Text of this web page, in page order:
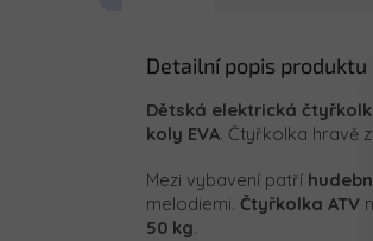
Detailní popis produktu
Dětská elektrická
koly EVA. Čtyřkolka hravě
Mezi vybavení patří
melodiemi. Čtyřkolka ATV
50 kg.